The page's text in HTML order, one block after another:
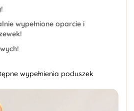
wypełnione oparcie i
wypełnienia poduszek